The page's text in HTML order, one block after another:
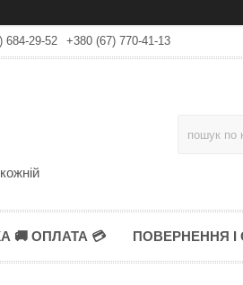
684-29-52 +380 (67) 770-41-13
🚚 ОПЛАТА 💳 ПОВЕРНЕННЯ І